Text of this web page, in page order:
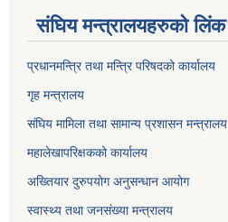
संघिय मन्त्र‍ालयहरुको लिंक
प्रधानमन्त्रि तथा मन्त्रि परिषदको कार्यालय
गृह मन्त्रालय
संघिय मामिला तथा सामान्य प्रशासन मन्त्रालय
महालेखापरिक्षकको कार्यालय
अख्तियार दुरुपयोग अनुसन्धान आयोग
स्वास्थ्य तथा जनसंख्या मन्त्रालय